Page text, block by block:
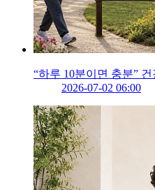
“하루 10분이면 충분”
2026-07-02 06:00